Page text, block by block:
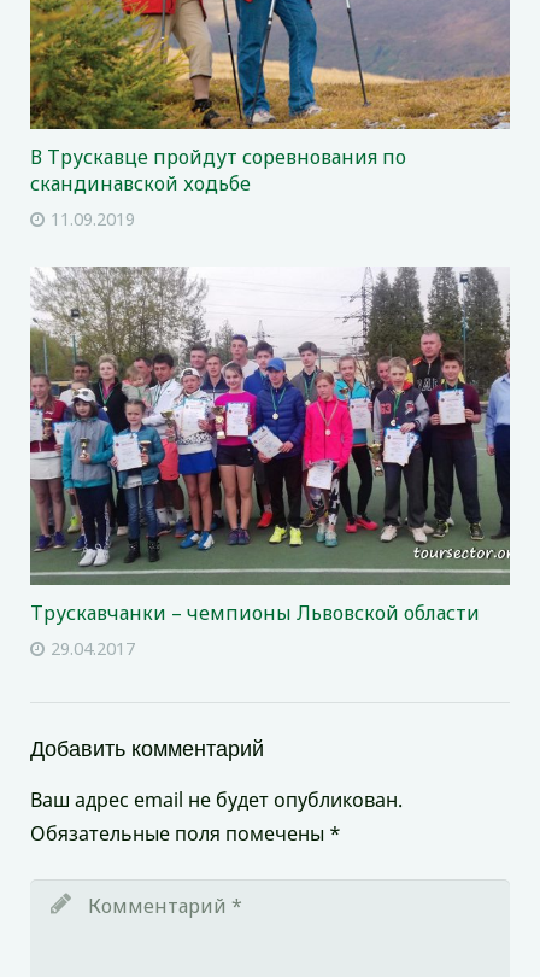
В Трускавце пройдут соревнования по
скандинавской ходьбе
11.09.2019
Трускавчанки – чемпионы Львовской области
29.04.2017
Добавить комментарий
Ваш адрес email не будет опубликован.
Обязательные поля помечены *